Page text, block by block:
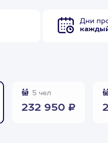
Дни
5 чел
232 950 ₽